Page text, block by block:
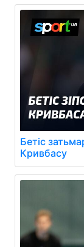
Бетіс
Кривбасу